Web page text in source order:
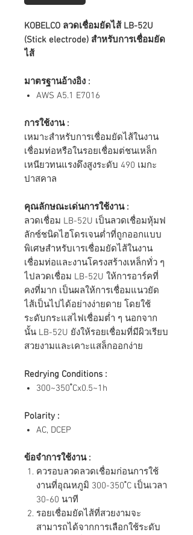
KOBELCO ลวดเชื่อมยัดไส้ LB-52U
(Stick electrode) สำหรับการเชื่อมยัด
ไส้
มาตรฐานอ้างอิง :
AWS A5.1 E7016
การใช้งาน :
เหมาะสำหรับการเชื่อมยัดไส้ในงาน
เชื่อมท่อหรือในรอยเชื่อมต่ชนเหล็ก
เหนียวทนแรงดึงสูงระดับ 490 เมกะ
ปาสคาล
คุณลักษณะเด่นการใช้งาน :
ลวดเชื่อม LB-52U เป็นลวดเชื่อมหุ้มฟ
ลักซ์ชนิดไฮโดรเจนต่ำที่ถูกออกแบบ
พิเศษสำหรับเารเชื่อมยัดไส้ในงาน
เชื่อมท่อและงานโครงสร้างเหล็กทั่ว ๆ
ไปลวดเชื่อม LB-52U ให้การอาร์คที่
คงที่มาก เป็นผลให้การเชื่อมแนวยัด
ไส้เป็นไปได้อย่างง่ายดาย โดยใช้
ระดับกระแสไฟเชื่อมต่ำ ๆ นอกจาก
นั้น LB-52U ยังให้รอยเชื่อมที่มีผิวเรียบ
สวยงามและเคาะแสล็กออกง่าย
Redrying Conditions :
300~350 ํCx0.5~1h
Polarity :
AC, DCEP
ข้อจำการใช้งาน :
ควรอบลวดลวดเชื่อมก่อนการใช้
งานที่อุณหภูมิ 300-350 ํC เป็นเวลา
30-60 นาที
รอยเชื่อมยัดไส้ที่สวยงามจะ
สามารถได้จากการเลือกใช้ระดับ